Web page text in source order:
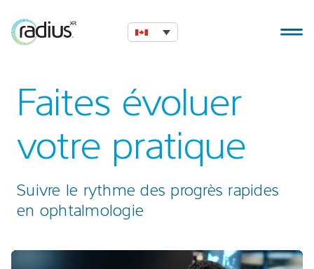
Faites évoluer
votre pratique
Suivre le rythme des progrès rapides
en ophtalmologie